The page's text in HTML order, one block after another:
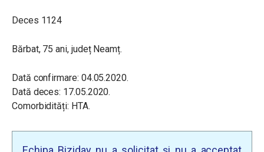
Deces 1124
Bărbat, 75 ani, județ Neamț.
Dată confirmare: 04.05.2020.
Dată deces: 17.05.2020.
Comorbidități: HTA.